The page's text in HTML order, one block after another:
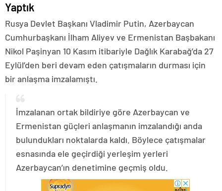
Yaptık
Rusya Devlet Başkanı Vladimir Putin, Azerbaycan
Cumhurbaşkanı İlham Aliyev ve Ermenistan Başbakanı
Nikol Paşinyan 10 Kasım itibariyle Dağlık Karabağ’da 27
Eylül’den beri devam eden çatışmaların durması için
bir anlaşma imzalamıştı.
İmzalanan ortak bildiriye göre Azerbaycan ve
Ermenistan güçleri anlaşmanın imzalandığı anda
bulundukları noktalarda kaldı. Böylece çatışmalar
esnasında ele geçirdiği yerleşim yerleri
Azerbaycan’ın denetimine geçmiş oldu.